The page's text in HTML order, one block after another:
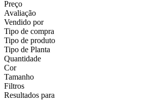
Preço
Avaliação
Vendido por
Tipo de compra
Tipo de produto
Tipo de Planta
Quantidade
Cor
Tamanho
Filtros
Resultados para